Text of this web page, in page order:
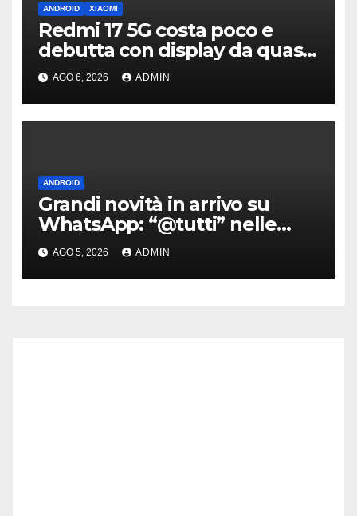
ANDROID XIAOMI
Redmi 17 5G costa poco e
debutta con display da quasi
7 pollici e batteria enorme
AGO 6, 2026 ADMIN
ANDROID
Grandi novità in arrivo su
WhatsApp: “@tutti” nelle
chat di gruppo e non solo
AGO 5, 2026 ADMIN